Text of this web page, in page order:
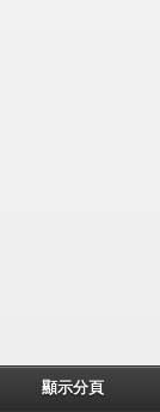
顯示分頁